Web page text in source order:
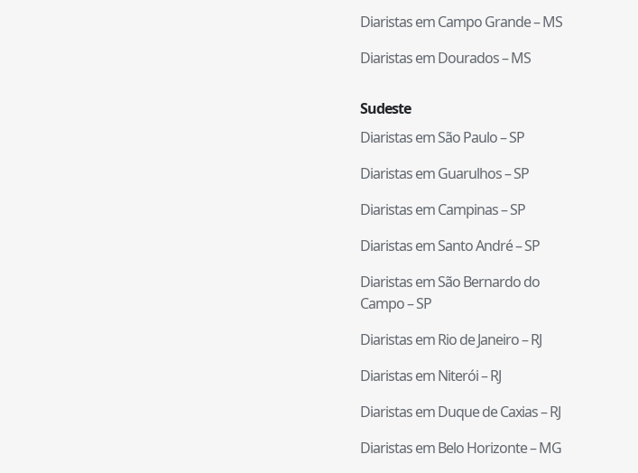
Diaristas emCampo Grande–MS
Diaristas emDourados–MS
Sudeste
Diaristas emSão Paulo–SP
Diaristas emGuarulhos–SP
Diaristas emCampinas–SP
Diaristas emSanto André–SP
Diaristas emSão Bernardo do
Campo–SP
Diaristas emRio de Janeiro–RJ
Diaristas emNiterói–RJ
Diaristas emDuque de Caxias–RJ
Diaristas emBelo Horizonte–MG